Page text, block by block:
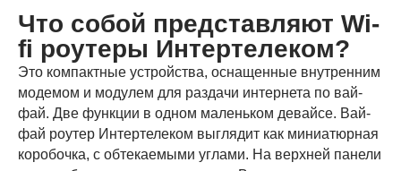
Что собой представляют Wi-
fi роутеры Интертелеком?
Это компактные устройства, оснащенные внутренним
модемом и модулем для раздачи интернета по вай-
фай. Две функции в одном маленьком девайсе. Вай-
фай роутер Интертелеком выглядит как миниатюрная
коробочка, с обтекаемыми углами. На верхней панели